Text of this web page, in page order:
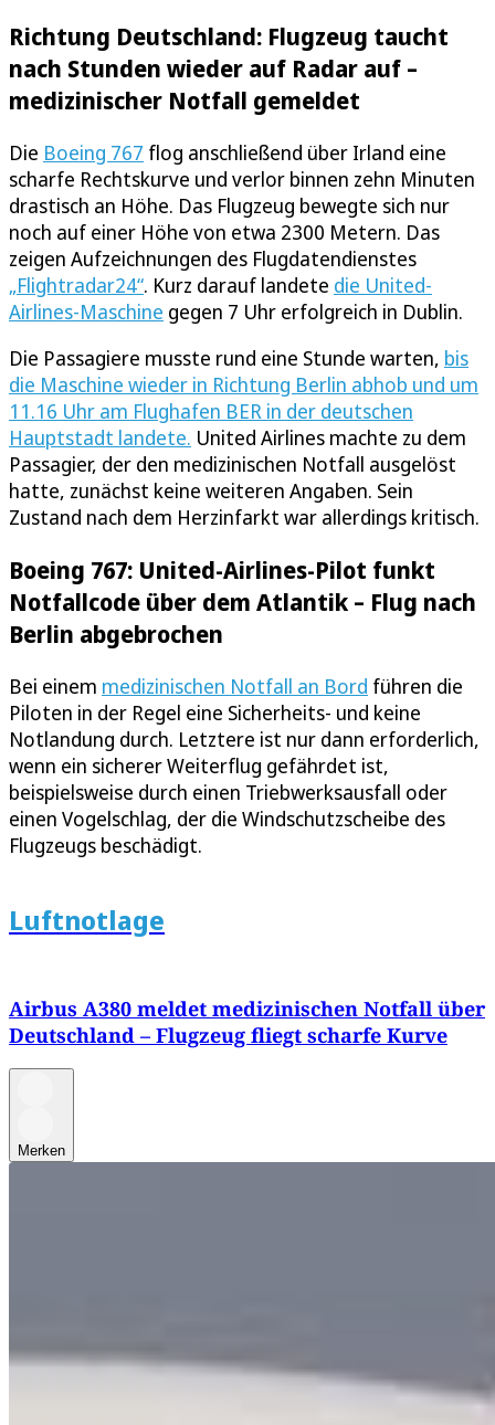
Richtung Deutschland: Flugzeug taucht
nach Stunden wieder auf Radar auf –
medizinischer Notfall gemeldet
Die Boeing 767 flog anschließend über Irland eine
scharfe Rechtskurve und verlor binnen zehn Minuten
drastisch an Höhe. Das Flugzeug bewegte sich nur
noch auf einer Höhe von etwa 2300 Metern. Das
zeigen Aufzeichnungen des Flugdatendienstes
„Flightradar24“. Kurz darauf landete die United-
Airlines-Maschine gegen 7 Uhr erfolgreich in Dublin.
Die Passagiere musste rund eine Stunde warten, bis
die Maschine wieder in Richtung Berlin abhob und um
11.16 Uhr am Flughafen BER in der deutschen
Hauptstadt landete. United Airlines machte zu dem
Passagier, der den medizinischen Notfall ausgelöst
hatte, zunächst keine weiteren Angaben. Sein
Zustand nach dem Herzinfarkt war allerdings kritisch.
Boeing 767: United-Airlines-Pilot funkt
Notfallcode über dem Atlantik – Flug nach
Berlin abgebrochen
Bei einem medizinischen Notfall an Bord führen die
Piloten in der Regel eine Sicherheits- und keine
Notlandung durch. Letztere ist nur dann erforderlich,
wenn ein sicherer Weiterflug gefährdet ist,
beispielsweise durch einen Triebwerksausfall oder
einen Vogelschlag, der die Windschutzscheibe des
Flugzeugs beschädigt.
Luftnotlage
Airbus A380 meldet medizinischen Notfall über
Deutschland – Flugzeug fliegt scharfe Kurve
Merken